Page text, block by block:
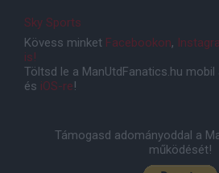
Sky Sports
Kövess minket Facebookon,
is!
Töltsd le a ManUtdFanatics.hu
és iOS-re!
Támogasd adományoddal a
működését!